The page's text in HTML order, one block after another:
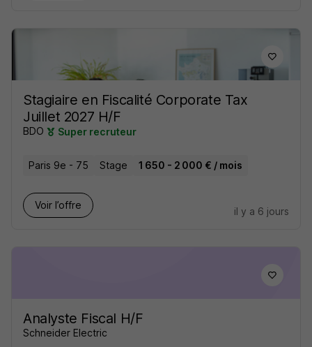
Stagiaire en Fiscalité Corporate Tax
Juillet 2027 H/F
BDO Super recruteur
Paris 9e - 75 Stage 1 650 - 2 000 € / mois
Voir l’offre
il y a 6 jours
Analyste Fiscal H/F
Schneider Electric